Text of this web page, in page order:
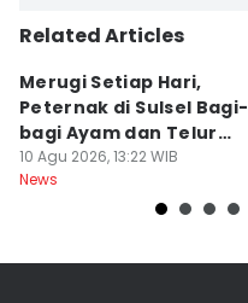
Related Articles
Merugi Setiap Hari,
Peternak di Sulsel Bagi-
bagi Ayam dan Telur
Gratis
10 Agu 2026, 13:22 WIB
News